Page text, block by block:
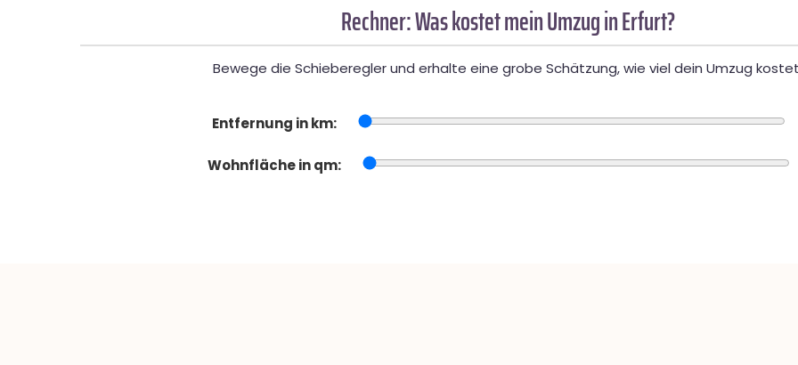
Rechner: Was kostet mein Umzug in Erfurt?
Bewege die Schieberegler und erhalte eine grobe Schätzung, wie viel dein Umzug
Entfernung in km:
Wohnfläche in qm: